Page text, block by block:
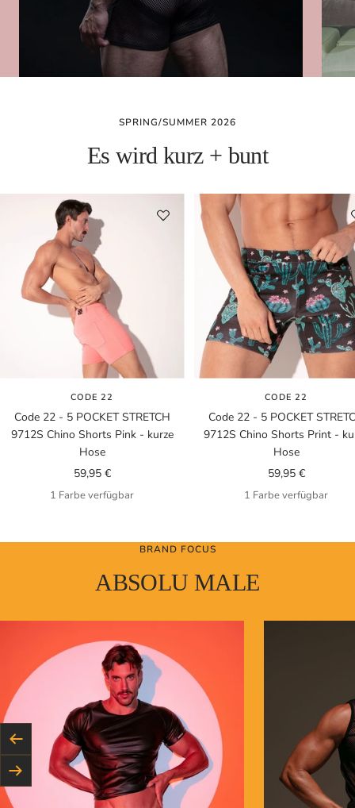
SPRING/SUMMER 2026
Es wird kurz + bunt
CODE 22
Code 22 - 5 POCKET STRETCH
9712S Chino Shorts Pink - kurze
Hose
Angebotspreis
59,95 €
1 Farbe verfügbar
CODE 22
Code 22 - 5 POCKET
9712S Chino Shorts Print -
Hose
Angebotspreis
59,95 €
1 Farbe verfügbar
BRAND FOCUS
ABSOLU MALE
Zurück
Weiter